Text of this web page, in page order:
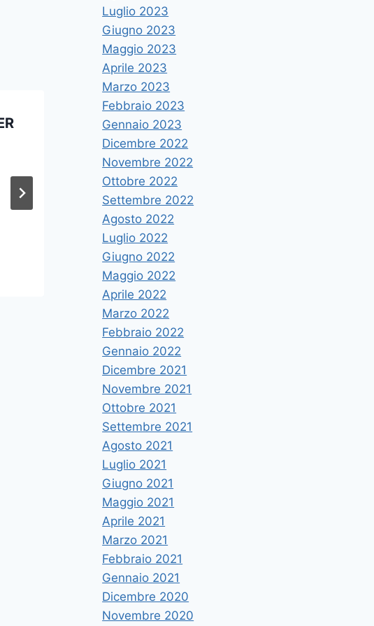
PRIN 2015, successo dei
progetti Unime: migliore
performance dal 2008
Luglio 2023
Giugno 2023
Maggio 2023
Aprile 2023
Marzo 2023
Febbraio 2023
Gennaio 2023
Dicembre 2022
Novembre 2022
Ottobre 2022
Settembre 2022
Agosto 2022
Luglio 2022
Giugno 2022
Maggio 2022
Aprile 2022
Marzo 2022
Febbraio 2022
Gennaio 2022
Dicembre 2021
Novembre 2021
Ottobre 2021
Settembre 2021
Agosto 2021
Luglio 2021
Giugno 2021
Maggio 2021
Aprile 2021
Marzo 2021
Febbraio 2021
Gennaio 2021
Dicembre 2020
Novembre 2020